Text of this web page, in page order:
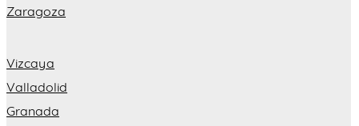
Zaragoza
Vizcaya
Valladolid
Granada